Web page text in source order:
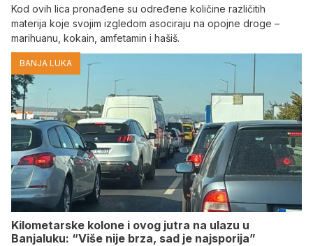
Kod ovih lica pronađene su određene količine različitih
materija koje svojim izgledom asociraju na opojne droge –
marihuanu, kokain, amfetamin i hašiš.
BANJA LUKA
Kilometarske kolone i ovog jutra na ulazu u
Banjaluku: “Više nije brza, sad je najsporija”